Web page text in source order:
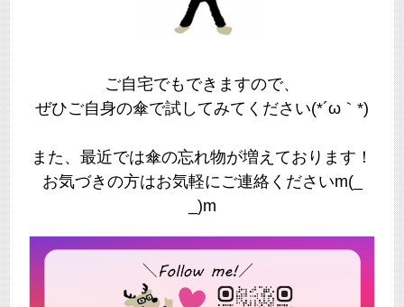
ご自宅でもできますので、
ぜひご自身の傘で試してみてください(*´ω｀*)
また、最近では傘の忘れ物が増えております！
お気づきの方はお気軽にご連絡くださいm(_
_)m